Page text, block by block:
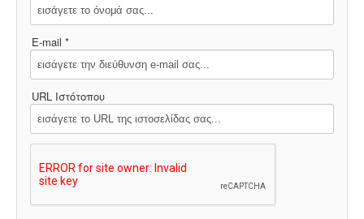
E-mail *
URL Ιστότοπου